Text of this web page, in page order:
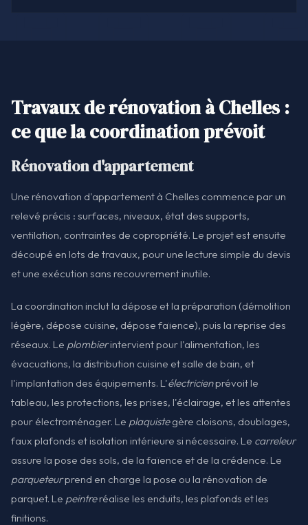
Travaux de rénovation à Chelles :
ce que la coordination prévoit
Rénovation d'appartement
Une rénovation d'appartement à Chelles commence par un
relevé précis : surfaces, niveaux, état des supports,
ventilation, contraintes de copropriété. Le projet est ensuite
découpé en lots de travaux, pour une lecture simple du devis
et une exécution sans recouvrement inutile.
La coordination inclut la dépose et la préparation (démolition
légère, dépose cuisine, dépose faïence), puis la reprise des
réseaux. Le plombierintervient pour l'alimentation, les
évacuations, la distribution cuisine et salle de bain, et
l'implantation des équipements. L'électricienprévoit le
tableau, les protections, les prises, l'éclairage, et les attentes
pour électroménager. Le plaquistegère cloisons, doublages,
faux plafonds et isolation intérieure si nécessaire. Le carreleur
assure la pose des sols, de la faïence et de la crédence. Le
parqueteurprend en charge la pose ou la rénovation de
parquet. Le peintreréalise les enduits, les plafonds et les
finitions.